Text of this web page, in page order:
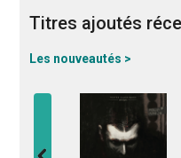
Titres ajoutés
Les nouveautés >